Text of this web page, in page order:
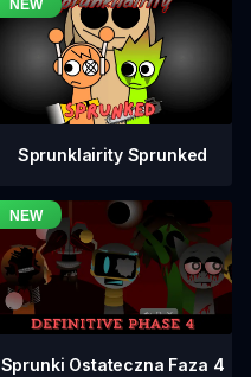
Sprunklairity Sprunked
Sprunki Ostateczna Faza 4